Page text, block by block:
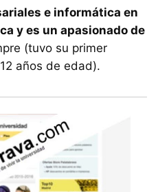
e informática en
y es un apasionado de
(tuvo su primer
años de edad).